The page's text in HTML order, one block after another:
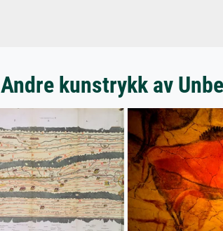
Andre kunstrykk av